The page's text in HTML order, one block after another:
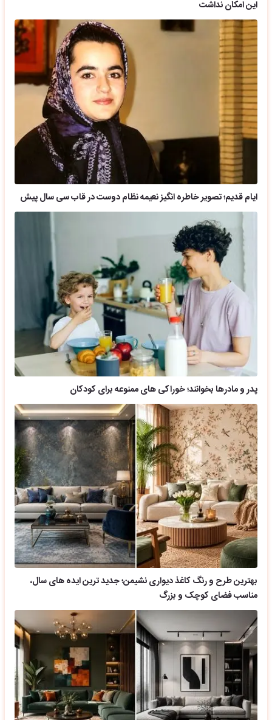
این امکان نداشت
ایام قدیم؛ تصویر خاطره انگیز نعیمه نظام دوست در قاب سی سال پیش
پدر و مادرها بخوانند؛ خوراکی های ممنوعه برای کودکان
بهترین طرح و رنگ کاغذ دیواری نشیمن؛ جدید ترین ایده های سال،
مناسب فضای کوچک و بزرگ